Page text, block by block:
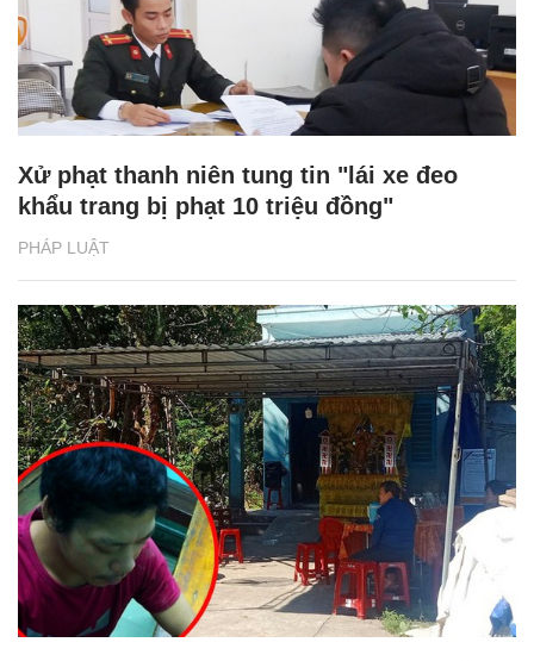
PHÁP LUẬT
Xử phạt thanh niên tung tin "lái xe đeo
khẩu trang bị phạt 10 triệu đồng"